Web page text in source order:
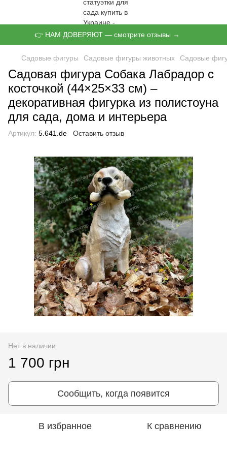
👉 НАМ ДОВЕРЯЮТ — смотрите отзывы →
Садовые фигуры Садовые фигуры животных Садовые
Садовая фигура Собака Лабрадор с
косточкой (44×25×33 см) –
декоративная фигурка из полистоуна
для сада, дома и интерьера
Артикул: 5.641.de Оставить отзыв
Нет в наличии
1 700 грн
Сообщить, когда появится
В избранное К сравнению